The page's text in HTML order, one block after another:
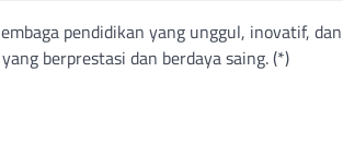
pendidikan yang unggul, inovatif, dan
berprestasi dan berdaya saing. (*)